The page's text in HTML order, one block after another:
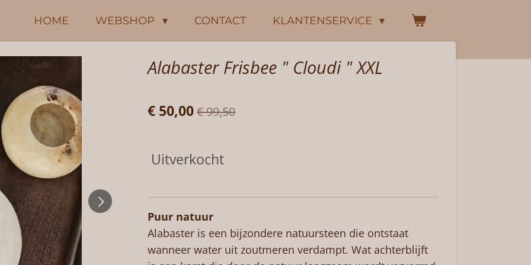
HOME WEBSHOP CONTACT KLANTENSERVICE
Alabaster Frisbee " Cloudi " XXL
€ 50,00€ 99,50
Uitverkocht
Puur natuur
Alabaster is een bijzondere natuursteen die ontstaat
wanneer water uit zoutmeren verdampt. Wat achterblijft